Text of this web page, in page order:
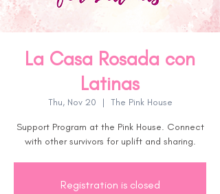
La Casa Rosada con
Latinas
Thu, Nov 20
  |
The Pink House
Support Program at the Pink House. Connect
with other survivors for uplift and sharing.
Registration is closed